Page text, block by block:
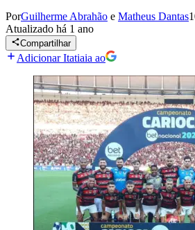
PorGuilherme Abrahão e Matheus Dantas
Atualizado há 1 ano
Compartilhar
Adicionar Itatiaia ao